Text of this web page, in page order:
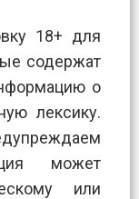
18+ для
содержат
о
лексику.
может
или